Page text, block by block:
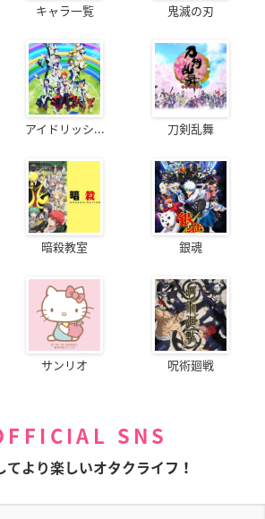
キャラ一覧 鬼滅の刃
アイドリッシ... 刀剣乱舞
暗殺教室 銀魂
サンリオ 呪術廻戦
SNS
てより楽しいオタクライフ！